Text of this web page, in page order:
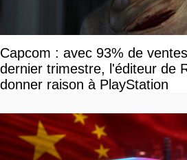
Capcom : avec 93% de
dernier trimestre, l'éditeur de
donner raison à PlayStation